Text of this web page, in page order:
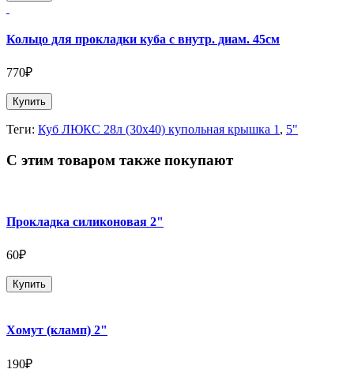
Кольцо для прокладки куба с внутр. диам. 45см
770₽
Купить
Теги: Куб ЛЮКС 28л (30х40) купольная крышка 1 , 5"
С этим товаром также покупают
Прокладка силиконовая 2"
60₽
Купить
Хомут (кламп) 2"
190₽